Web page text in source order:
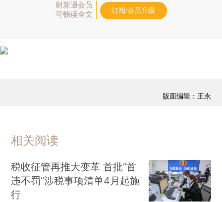
财新通会员
可畅读全文
订阅/会员升级
版面编辑：王永
相关阅读
税收征管再推大变革 首批“首
违不罚”涉税事项清单4月起施
行